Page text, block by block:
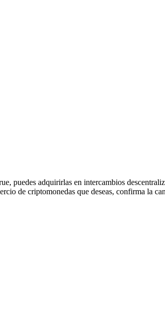
puedes adquirirlas en intercambios
de criptomonedas que deseas, confirma la